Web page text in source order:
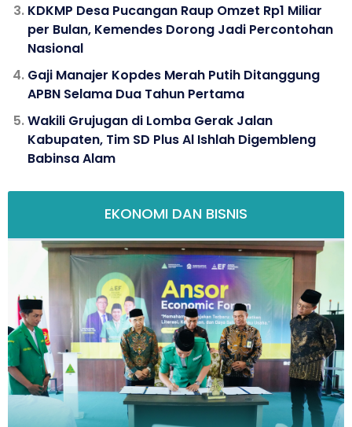
KDKMP Desa Pucangan Raup Omzet Rp1 Miliar
per Bulan, Kemendes Dorong Jadi Percontohan
Nasional
Gaji Manajer Kopdes Merah Putih Ditanggung
APBN Selama Dua Tahun Pertama
Wakili Grujugan di Lomba Gerak Jalan
Kabupaten, Tim SD Plus Al Ishlah Digembleng
Babinsa Alam
EKONOMI DAN BISNIS